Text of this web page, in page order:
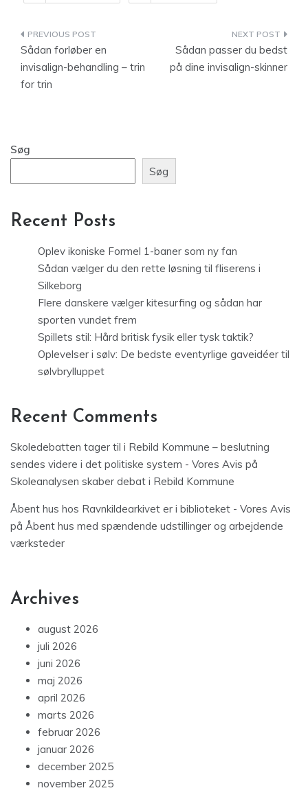
Indlægsnavigation
Sådan forløber en
invisalign-behandling – trin
for trin
Sådan passer du bedst
på dine invisalign-skinner
Søg
Søg
Recent Posts
Oplev ikoniske Formel 1-baner som ny fan
Sådan vælger du den rette løsning til fliserens i
Silkeborg
Flere danskere vælger kitesurfing og sådan har
sporten vundet frem
Spillets stil: Hård britisk fysik eller tysk taktik?
Oplevelser i sølv: De bedste eventyrlige gaveidéer til
sølvbrylluppet
Recent Comments
Skoledebatten tager til i Rebild Kommune – beslutning
sendes videre i det politiske system - Vores Avis på
Skoleanalysen skaber debat i Rebild Kommune
Åbent hus hos Ravnkildearkivet er i biblioteket - Vores Avis
på Åbent hus med spændende udstillinger og arbejdende
værksteder
Archives
august 2026
juli 2026
juni 2026
maj 2026
april 2026
marts 2026
februar 2026
januar 2026
december 2025
november 2025